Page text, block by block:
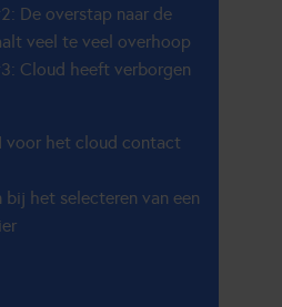
De overstap naar de
veel te veel overhoop
Cloud heeft verborgen
voor het cloud contact
bij het selecteren van een